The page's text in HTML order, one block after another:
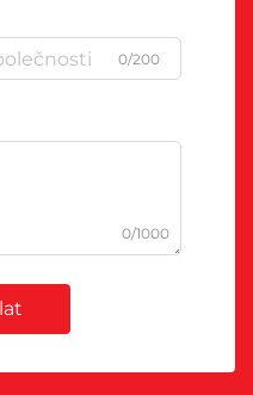
0/200
0/1000